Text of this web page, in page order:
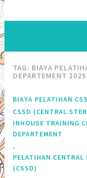
TAG: BIAYA
DEPARTEMENT 2025
BIAYA PELATIHAN
CSSD (CENTRAL
INHOUSE TRAINING
DEPARTEMENT
PELATIHAN CENTRAL
(CSSD)